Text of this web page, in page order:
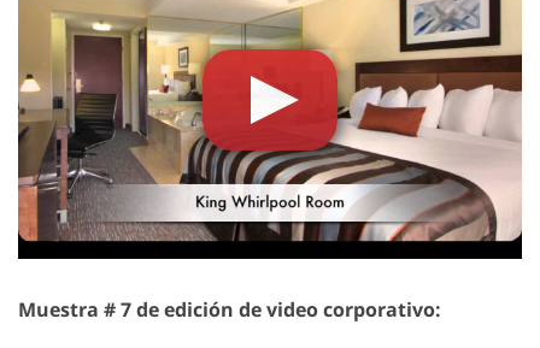
Muestra # 7 de edición de video corporativo: